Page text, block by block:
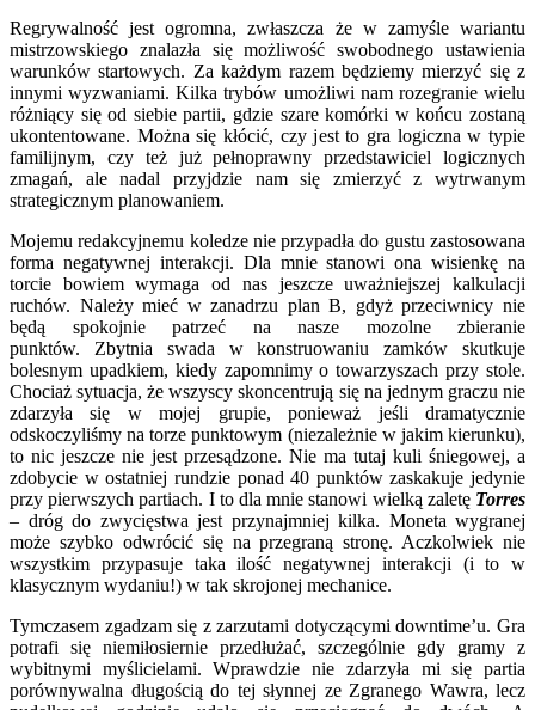
Regrywalność jest ogromna, zwłaszcza że w zamyśle wariantu
mistrzowskiego znalazła się możliwość swobodnego ustawienia
warunków startowych. Za każdym razem będziemy mierzyć się z
innymi wyzwaniami. Kilka trybów umożliwi nam rozegranie wielu
różniący się od siebie partii, gdzie szare komórki w końcu zostaną
ukontentowane. Można się kłócić, czy jest to gra logiczna w typie
familijnym, czy też już pełnoprawny przedstawiciel logicznych
zmagań, ale nadal przyjdzie nam się zmierzyć z wytrwanym
strategicznym planowaniem.
Mojemu redakcyjnemu koledze nie przypadła do gustu zastosowana
forma negatywnej interakcji. Dla mnie stanowi ona wisienkę na
torcie bowiem wymaga od nas jeszcze uważniejszej kalkulacji
ruchów. Należy mieć w zanadrzu plan B, gdyż przeciwnicy nie
będą spokojnie patrzeć na nasze mozolne zbieranie
punktów. Zbytnia swada w konstruowaniu zamków skutkuje
bolesnym upadkiem, kiedy zapomnimy o towarzyszach przy stole.
Chociaż sytuacja, że wszyscy skoncentrują się na jednym graczu nie
zdarzyła się w mojej grupie, ponieważ jeśli dramatycznie
odskoczyliśmy na torze punktowym (niezależnie w jakim kierunku),
to nic jeszcze nie jest przesądzone. Nie ma tutaj kuli śniegowej, a
zdobycie w ostatniej rundzie ponad 40 punktów zaskakuje jedynie
przy pierwszych partiach. I to dla mnie stanowi wielką zaletę Torres
– dróg do zwycięstwa jest przynajmniej kilka. Moneta wygranej
może szybko odwrócić się na przegraną stronę. Aczkolwiek nie
wszystkim przypasuje taka ilość negatywnej interakcji (i to w
klasycznym wydaniu!) w tak skrojonej mechanice.
Tymczasem zgadzam się z zarzutami dotyczącymi downtime’u. Gra
potrafi się niemiłosiernie przedłużać, szczególnie gdy gramy z
wybitnymi myślicielami. Wprawdzie nie zdarzyła mi się partia
porównywalna długością do tej słynnej ze Zgranego Wawra, lecz